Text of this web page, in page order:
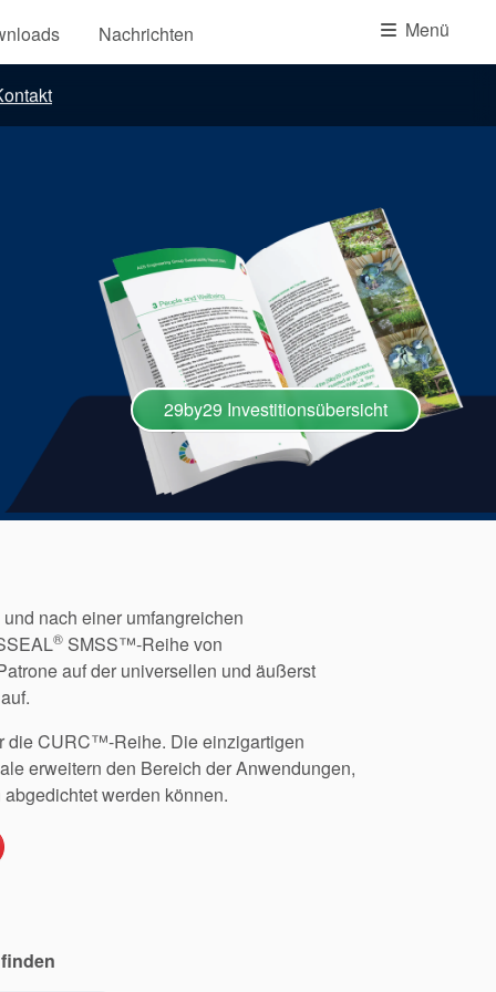
Nachrichten Menü
29by29 Investitionsübersicht
nach einer umfangreichen
® SMSS™-Reihe von
auf der universellen und äußerst
die CURC™-Reihe. Die einzigartigen
erweitern den Bereich der Anwendungen,
werden können.